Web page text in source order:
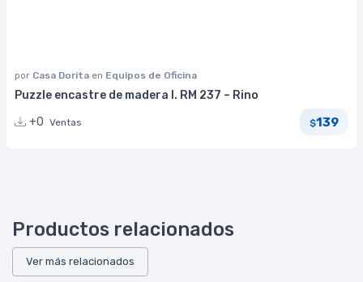
por Casa Dorita en Equipos de Oficina
Puzzle encastre de madera I. RM 237 – Rino
+0 Ventas $139
Productos relacionados
Ver más relacionados